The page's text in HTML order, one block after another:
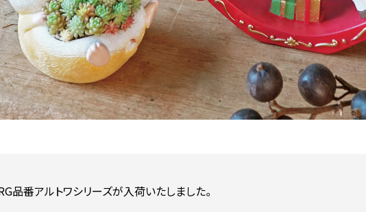
番アルトワシリーズが入荷いたしました。